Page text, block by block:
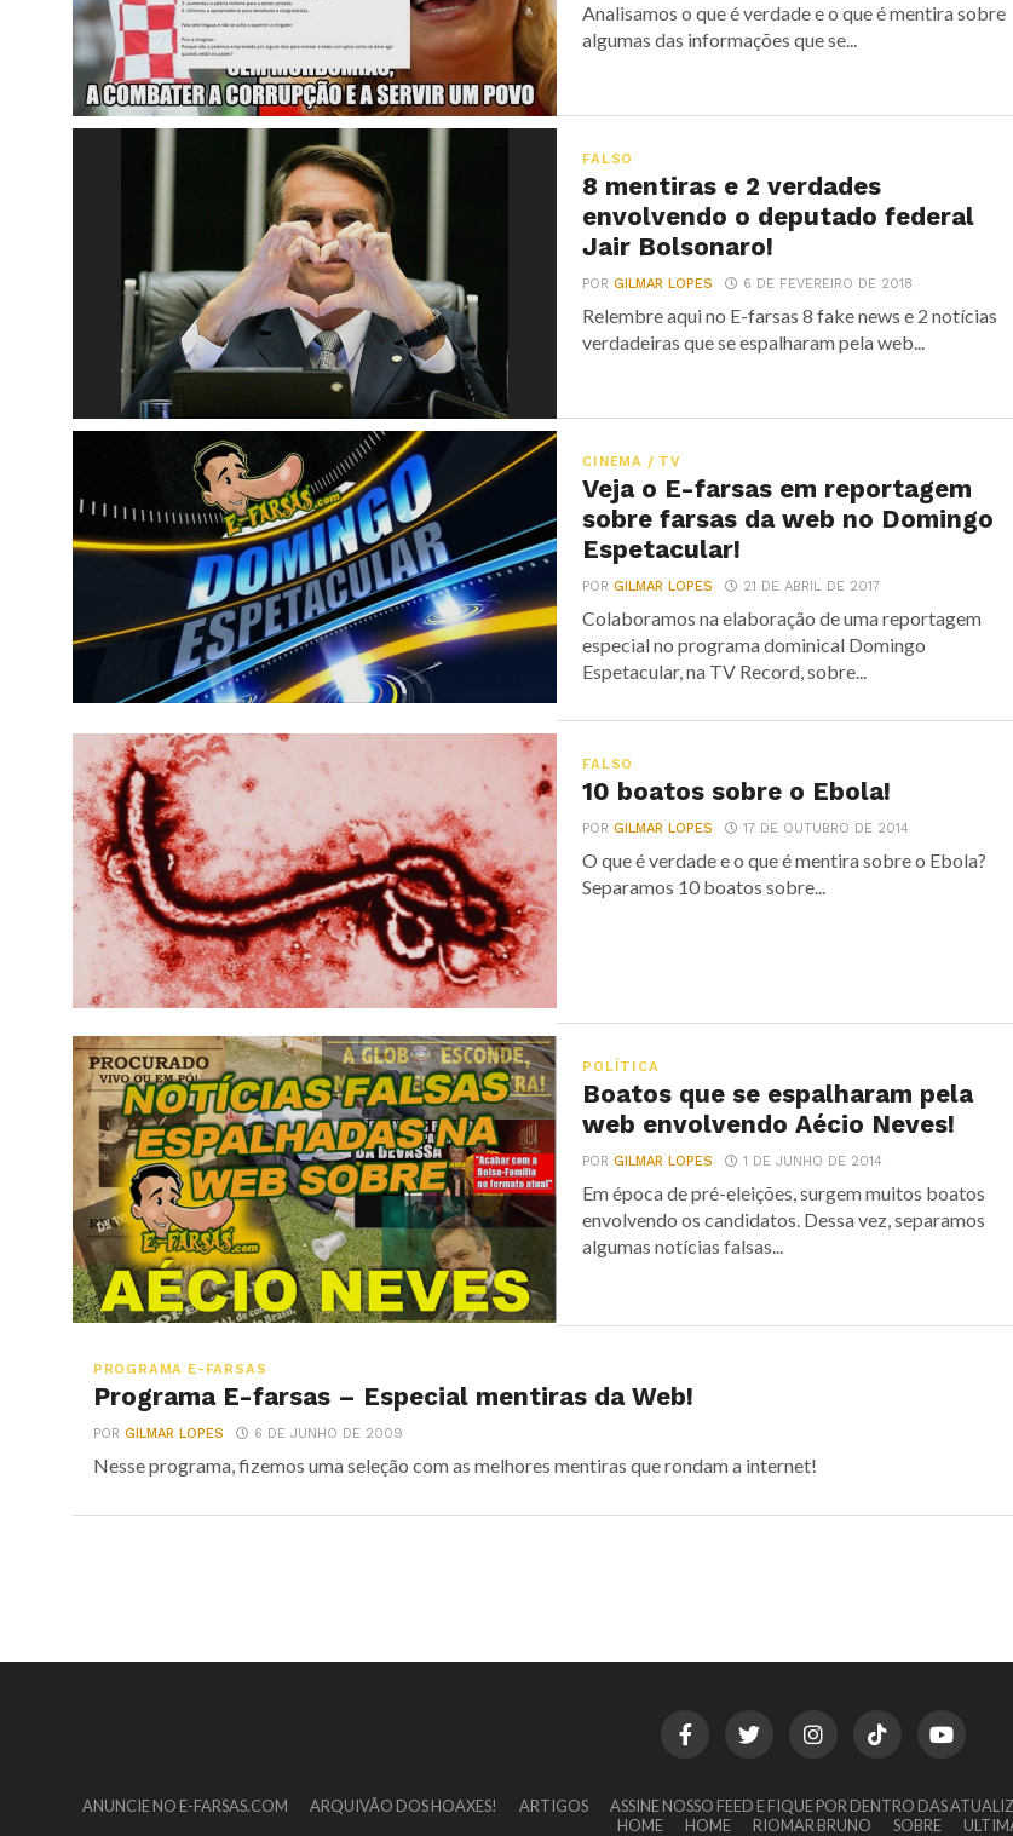
Analisamos o que é verdade e o que é mentira sobre
algumas das informações que se...
FALSO
8 mentiras e 2 verdades
envolvendo o deputado federal
Jair Bolsonaro!
PORGILMAR LOPES 6 DE FEVEREIRO DE 2018
Relembre aqui no E-farsas 8 fake news e 2 notícias
verdadeiras que se espalharam pela web...
CINEMA / TV
Veja o E-farsas em reportagem
sobre farsas da web no Domingo
Espetacular!
PORGILMAR LOPES 21 DE ABRIL DE 2017
Colaboramos na elaboração de uma reportagem
especial no programa dominical Domingo
Espetacular, na TV Record, sobre...
FALSO
10 boatos sobre o Ebola!
PORGILMAR LOPES 17 DE OUTUBRO DE 2014
O que é verdade e o que é mentira sobre o Ebola?
Separamos 10 boatos sobre...
POLÍTICA
Boatos que se espalharam pela
web envolvendo Aécio Neves!
PORGILMAR LOPES 1 DE JUNHO DE 2014
Em época de pré-eleições, surgem muitos boatos
envolvendo os candidatos. Dessa vez, separamos
algumas notícias falsas...
PROGRAMA E-FARSAS
Programa E-farsas – Especial mentiras da Web!
POR GILMAR LOPES 6 DE JUNHO DE 2009
Nesse programa, fizemos uma seleção com as melhores mentiras que rondam a internet!
ANUNCIE NO E-FARSAS.COM ARQUIVÃO DOS HOAXES! ARTIGOS ASSINE NOSSO FEED E FIQUE POR DENTRO DAS
HOME
HOME RIOMAR BRUNO SOBRE